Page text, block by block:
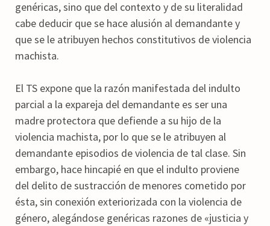
genéricas, sino que del contexto y de su literalidad
cabe deducir que se hace alusión al demandante y
que se le atribuyen hechos constitutivos de violencia
machista.
El TS expone que la razón manifestada del indulto
parcial a la expareja del demandante es ser una
madre protectora que defiende a su hijo de la
violencia machista, por lo que se le atribuyen al
demandante episodios de violencia de tal clase. Sin
embargo, hace hincapié en que el indulto proviene
del delito de sustracción de menores cometido por
ésta, sin conexión exteriorizada con la violencia de
género, alegándose genéricas razones de «justicia y